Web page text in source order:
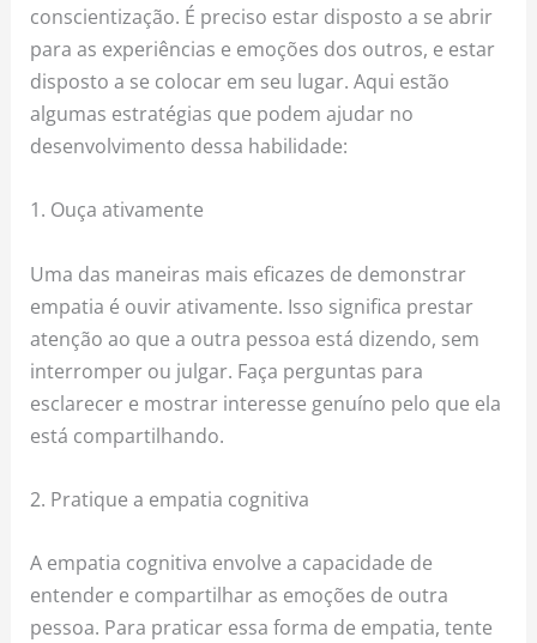
conscientização. É preciso estar disposto a se abrir
para as experiências e emoções dos outros, e estar
disposto a se colocar em seu lugar. Aqui estão
algumas estratégias que podem ajudar no
desenvolvimento dessa habilidade:
1. Ouça ativamente
Uma das maneiras mais eficazes de demonstrar
empatia é ouvir ativamente. Isso significa prestar
atenção ao que a outra pessoa está dizendo, sem
interromper ou julgar. Faça perguntas para
esclarecer e mostrar interesse genuíno pelo que ela
está compartilhando.
2. Pratique a empatia cognitiva
A empatia cognitiva envolve a capacidade de
entender e compartilhar as emoções de outra
pessoa. Para praticar essa forma de empatia, tente